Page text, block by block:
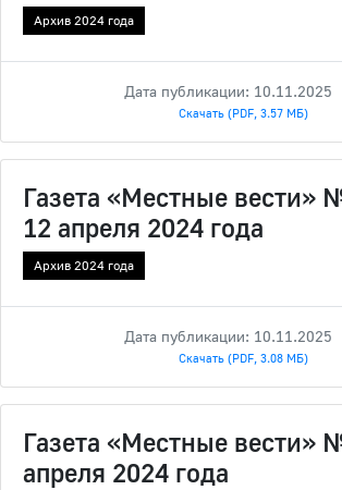
Архив 2024 года
Дата публикации: 10.11.2025
Скачать (PDF, 3.57 МБ)
Газета «Местные вести»
12 апреля 2024 года
Архив 2024 года
Дата публикации: 10.11.2025
Скачать (PDF, 3.08 МБ)
Газета «Местные вести»
апреля 2024 года